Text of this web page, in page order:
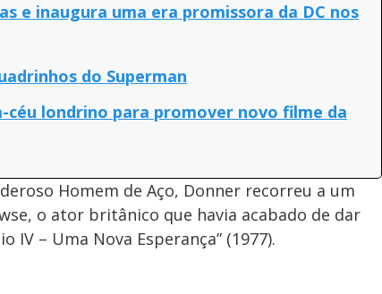
e inaugura uma era promissora da DC nos
do Superman
céu londrino para promover novo filme da
Homem de Aço, Donner recorreu a um
o ator britânico que havia acabado de dar
IV – Uma Nova Esperança” (1977).